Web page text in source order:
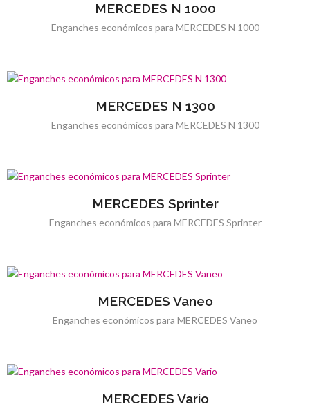
MERCEDES N 1000
Enganches económicos para MERCEDES N 1000
MERCEDES N 1300
Enganches económicos para MERCEDES N 1300
MERCEDES Sprinter
Enganches económicos para MERCEDES Sprinter
MERCEDES Vaneo
Enganches económicos para MERCEDES Vaneo
MERCEDES Vario